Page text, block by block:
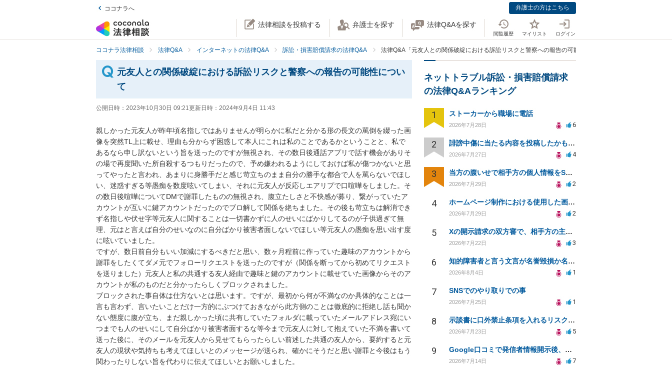
ココナラへ 弁護士の方はこちら
法律相談を投稿する 弁護士を探す 法律Q&Aを探す
閲覧履歴 マイリスト ログイン
ココナラ法律相談 法律Q&A インターネットの法律Q&A 訴訟・損害賠償請求の法律Q&A 法律Q&A「元友人との関係破綻における訴訟リスクと警察への報告の可能性について」
元友人との関係破綻における訴訟リスクと警察への報告の可能性につい
て
公開日時： 2023年10月30日 09:21更新日時： 2024年9月4日 11:43
親しかった元友人が昨年頃名指しではありませんが明らかに私だと分かる形の長文の罵倒を綴った画
像を突然TL上に載せ、理由も分からず困惑して本人にこれは私のことであるかということと、私で
あるなら申し訳ないという旨を送ったのですが無視され、その数日後通話アプリで話す機会がありそ
の場で再度聞いた所自殺するつもりだったので、予め嫌われるようにしておけば私が傷つかないと思
ってやったと言われ、あまりに身勝手だと感じ苛立ちのまま自分の勝手な都合で人を罵らないでほし
い、迷惑すぎる等愚痴を数度呟いてしまい、それに元友人が反応しエアリプで口喧嘩をしました。そ
の数日後喧嘩についてDMで謝罪したものの無視され、腹立たしさと不快感が募り、繋がっていたア
カウントが互いに鍵アカウントだったのでブロ解して関係を絶ちました。その後も苛立ちは解消でき
ず名指しや伏せ字等元友人に関することは一切書かずに人のせいにばかりしてるのが子供過ぎて無
理、元はと言えば自分のせいなのに自分ばかり被害者面しないでほしい等元友人の愚痴を思い出す度
に呟いていました。
ですが、数日前自分もいい加減にするべきだと思い、数ヶ月程前に作っていた趣味のアカウントから
謝罪をしたくてダメ元でフォローリクエストを送ったのですが（関係を断ってから初めてリクエスト
を送りました）元友人と私の共通する友人経由で趣味と鍵のアカウントに載せていた画像からそのア
カウントが私のものだと分かったらしくブロックされました。
ブロックされた事自体は仕方ないとは思います。ですが、最初から何が不満なのか具体的なことは一
言も言わず、言いたいことだけ一方的にぶつけておきながら此方側のことは徹底的に拒絶し話も聞か
ない態度に腹が立ち、まだ親しかった頃に共有していたフォルダに載っていたメールアドレス宛にい
つまでも人のせいにして自分ばかり被害者面するな等今まで元友人に対して抱えていた不満を書いて
送った後に、そのメールを元友人から見せてもらったらしい前述した共通の友人から、要約すると元
友人の現状や気持ちも考えてほしいとのメッセージが送られ、確かにそうだと思い謝罪と今後はもう
関わったりしない旨を代わりに伝えてほしいとお願いしました。
ネットトラブル訴訟・損害賠償請求
の法律Q&Aランキング
1 ストーカーから職場に電話
2026年7月28日 6
2 誹謗中傷に当たる内容を投稿したかもしれない。開示請求や民事刑事裁判に発展しうるのか教えて欲しい。
2026年7月27日 4
3 当方の腹いせで相手方の個人情報をSNSで晒してしまい名誉毀損させてしまったかもしれない
2026年7月29日 2
4 ホームページ制作における使用した画像や文章の著作権について
2026年7月29日 2
5 Xの開示請求の双方審で、相手方の主張が口頭ばかりで把握しきれません
2026年7月22日 3
6 知的障害者と言う文言が名誉毀損か名誉感情の侵害になるか教えてほしい。
2026年8月4日 1
7 SNSでのやり取りでの事
2026年7月25日 1
8 示談書に口外禁止条項を入れるリスクはありますか？
2026年7月23日 5
9 Google口コミで発信者情報開示後、損害賠償請求を受けています。示談について相談です。
2026年7月14日 7